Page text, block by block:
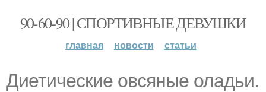
90-60-90 | СПОРТИВНЫЕ ДЕВУШКИ
главная новости статьи
Диетические овсяные оладьи.